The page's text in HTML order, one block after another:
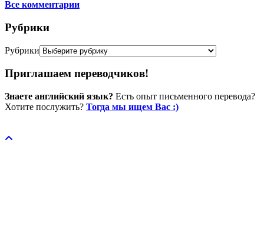
Все комментарии
Рубрики
Рубрики
Приглашаем переводчиков!
Знаете английский язык? Есть опыт письменного перевода?
Хотите послужить? Тогда мы ищем Вас :)